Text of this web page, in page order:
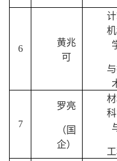
6
黄兆
可
7
罗亮
（国
企）